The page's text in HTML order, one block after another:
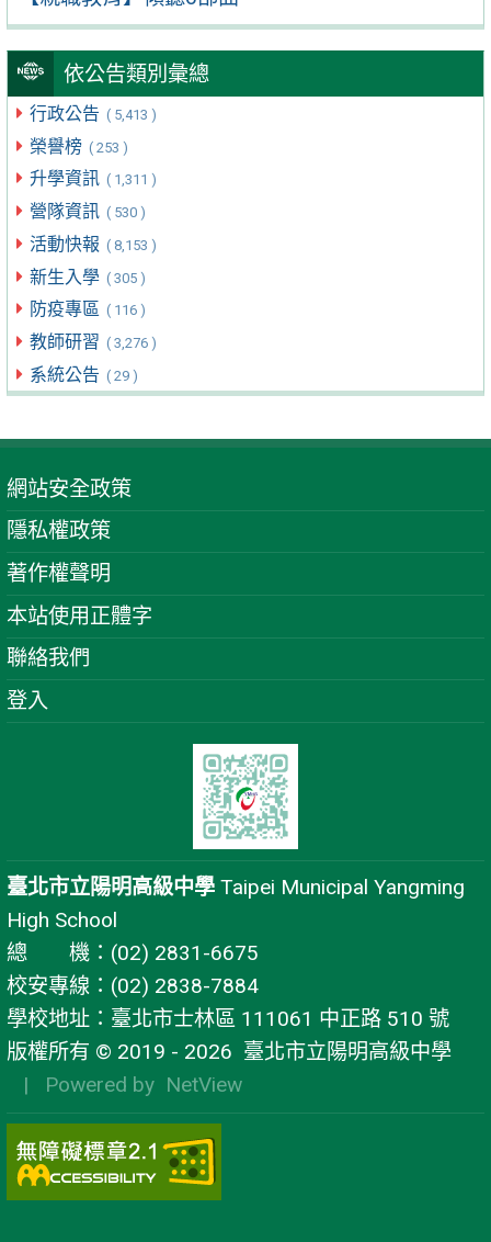
依公告類別彙總
行政公告 ( 5,413 )
榮譽榜 ( 253 )
升學資訊 ( 1,311 )
營隊資訊 ( 530 )
活動快報 ( 8,153 )
新生入學 ( 305 )
防疫專區 ( 116 )
教師研習 ( 3,276 )
系統公告 ( 29 )
網站安全政策
隱私權政策
著作權聲明
本站使用正體字
聯絡我們
登入
臺北市立陽明高級中學 Taipei Municipal Yangming
High School
總 機：(02) 2831-6675
校安專線：(02) 2838-7884
學校地址：臺北市士林區 111061 中正路 510 號
版權所有 © 2019 - 2026 臺北市立陽明高級中學
| Powered by NetView